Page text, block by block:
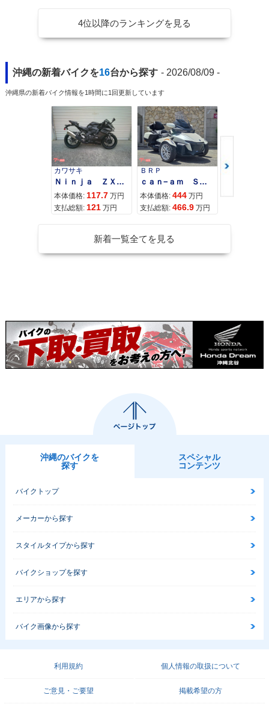
4位以降のランキングを見る
沖縄の新着バイクを16台から探す - 2026/08/09 -
沖縄県の新着バイク情報を1時間に1回更新しています
カワサキ
Ｎｉｎｊａ ＺＸ−４Ｒ ＳＥ
本体価格: 117.7 万円
支払総額: 121 万円
ＢＲＰ
ｃａｎ−ａｍ ＳＰＹＤＥＲ ＲＴ ＬＩＭＩＴＥＤ
本体価格: 444 万円
支払総額: 466.9 万円
スズキ
本体価格:
新着一覧全てを見る
沖縄のバイクを
探す
スペシャル
コンテンツ
バイクトップ
メーカーから探す
スタイルタイプから探す
バイクショップを探す
エリアから探す
バイク画像から探す
利用規約 個人情報の取扱について
ご意見・ご要望 掲載希望の方